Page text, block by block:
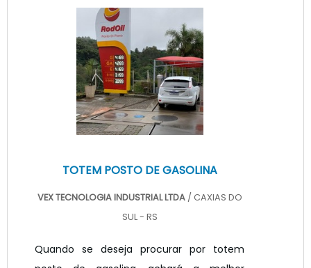
totem propaganda preço justo e em uma
empresa transparente, vai até o site da
VEX Tecnologia. A empresa trabalha com
painel de LED para posto de combustível e
TOTEM POSTO DE GASOLINA
VEX TECNOLOGIA INDUSTRIAL LTDA / CAXIAS DO
SUL - RS
Quando se deseja procurar por totem